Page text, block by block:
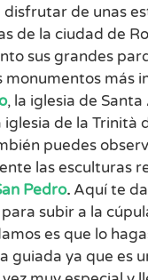
disfrutar de unas
de la ciudad de
sus grandes
monumentos más
, la iglesia de Santa
iglesia de la Trinità
puedes
las esculturas
Pedro. Aquí te
subir a la
es que lo
guiada ya que es